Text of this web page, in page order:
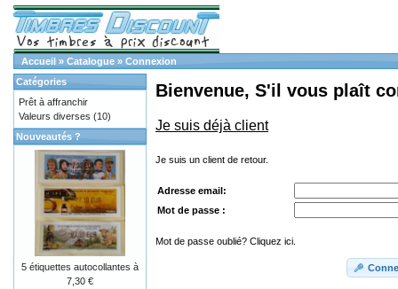
Accueil » Catalogue » Connexion
Bienvenue, S'il vous plaît
Je suis déjà client
Je suis un client de retour.
Adresse email:
Mot de passe :
Mot de passe oublié? Cliquez ici.
Catégories
Prêt à affranchir
Valeurs diverses (10)
Nouveautés ?
5 étiquettes autocollantes à
7,30 €